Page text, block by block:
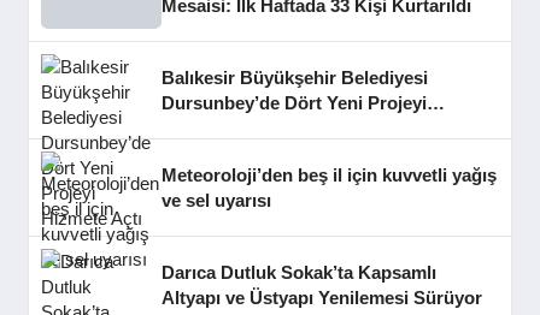
Mesaisi: İlk Haftada 33 Kişi Kurtarıldı
Balıkesir Büyükşehir Belediyesi
Dursunbey’de Dört Yeni Projeyi
Meteoroloji’den beş il için kuvvetli yağış
ve sel uyarısı
Darıca Dutluk Sokak’ta Kapsamlı
Altyapı ve Üstyapı Yenilemesi Sürüyor